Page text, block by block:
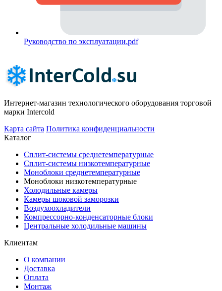
Руководство по эксплуатации.pdf
Интернет-магазин технологического оборудования торговой
марки Intercold
Карта сайта Политика конфиденциальности
Каталог
Сплит-системы среднетемпературные
Сплит-системы низкотемпературные
Моноблоки среднетемпературные
Моноблоки низкотемпературные
Холодильные камеры
Камеры шоковой заморозки
Воздухоохладители
Компрессорно-конденсаторные блоки
Центральные холодильные машины
Клиентам
О компании
Доставка
Оплата
Монтаж